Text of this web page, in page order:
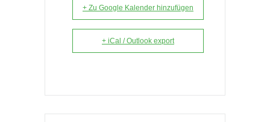
+ Zu Google Kalender hinzufügen
+ iCal / Outlook export